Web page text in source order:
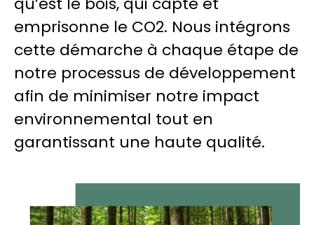
emprisonne le CO2. Nous intégrons
cette démarche à chaque étape de
notre processus de développement
afin de minimiser notre impact
environnemental tout en
garantissant une haute qualité.